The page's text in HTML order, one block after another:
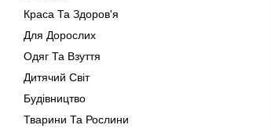
Краса Та Здоров'я
Для Дорослих
Одяг Та Взуття
Дитячий Світ
Будівництво
Тварини Та Рослини